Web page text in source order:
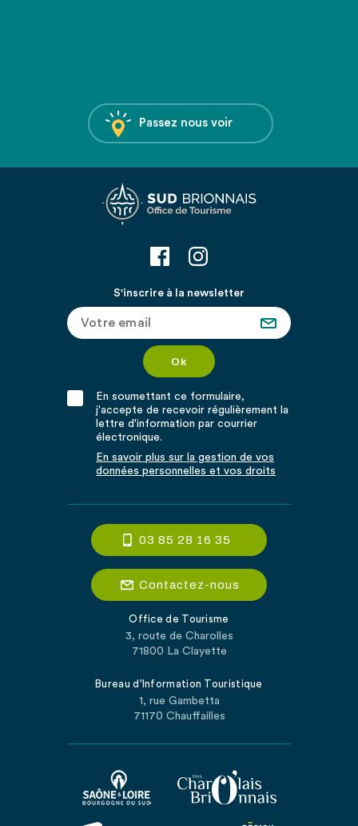
Passez nous voir
S'inscrire à la newsletter
En soumettant ce formulaire,
j'accepte de recevoir régulièrement la
lettre d'information par courrier
électronique.
En savoir plus sur la gestion de vos
données personnelles et vos droits
03 85 28 16 35
Contactez-nous
Office de Tourisme
3, route de Charolles
71800 La Clayette
Bureau d'Information Touristique
1, rue Gambetta
71170 Chauffailles